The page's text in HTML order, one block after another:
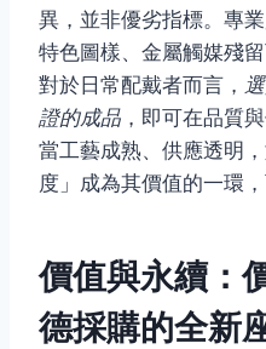
異，並非優劣指標。專
特色圖樣、金屬觸媒殘
對於日常配戴者而言，
證的成品 ，即可在品質
當工藝成熟、供應透明，
度」成為其價值的一環
價值與永續：
德採購的全新